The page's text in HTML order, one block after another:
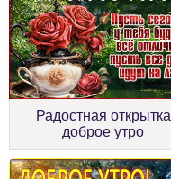
Радостная открытка
доброе утро